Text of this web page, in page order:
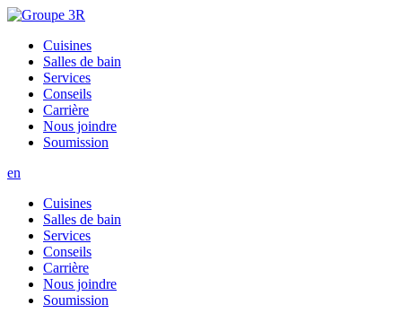
Cuisines
Salles de bain
Services
Conseils
Carrière
Nous joindre
Soumission
en
Cuisines
Salles de bain
Services
Conseils
Carrière
Nous joindre
Soumission